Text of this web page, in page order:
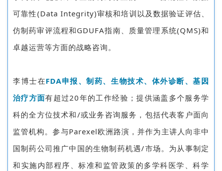
可靠性(Data Integrity)审核和培训以及数据验证评估、
仿制药审评流程和GDUFA指南、质量管理系统(QMS)和
卓越运营等方面的战略咨询。
李博士在FDA申报、制药、生物技术、体外诊断、基因
治疗方面有超过20年的工作经验；提供涵盖多个服务学
科的全方位技术和/或业务咨询服务，包括代表客户面向
监管机构。参与Parexel欧洲路演，并作为主讲人向非中
国制药公司推广中国的生物制药机遇/市场。为从事制定
和实施内部程序、标准和监管政策的多学科医学、科学